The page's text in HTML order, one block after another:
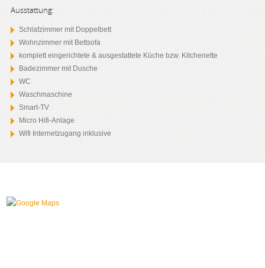
Ausstattung:
Schlafzimmer mit Doppelbett
Wohnzimmer mit Bettsofa
komplett eingerichtete & ausgestattete Küche bzw. Kitchenette
Badezimmer mit Dusche
WC
Waschmaschine
Smart-TV
Micro Hifi-Anlage
Wifi Internetzugang inklusive